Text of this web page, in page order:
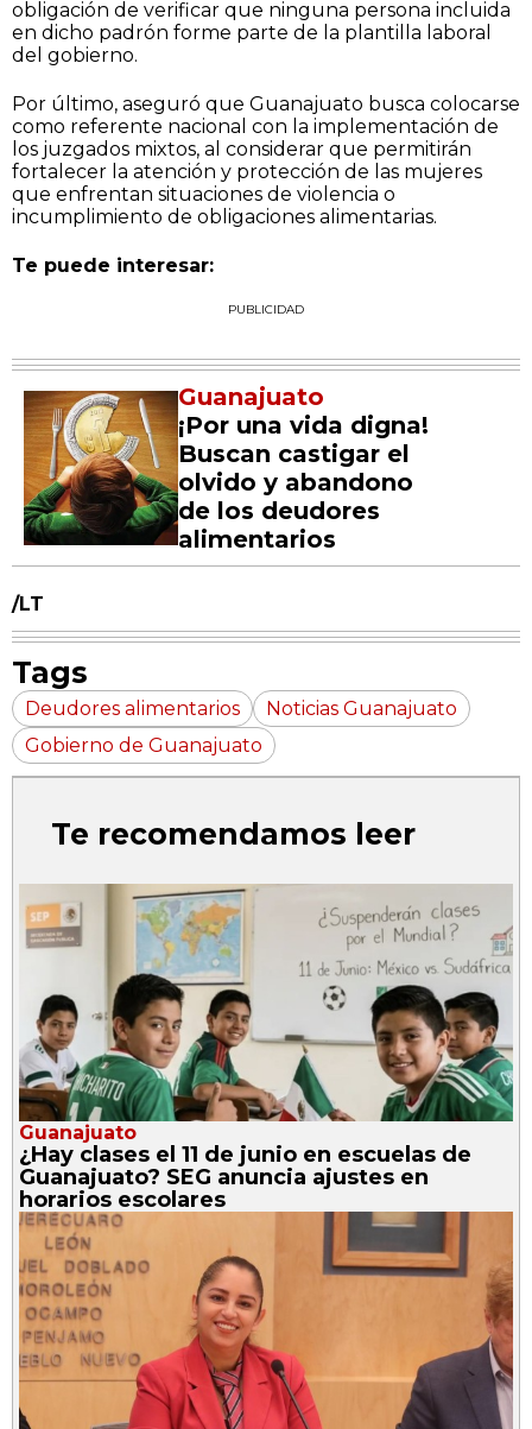
obligación de verificar que ninguna persona incluida
en dicho padrón forme parte de la plantilla laboral
del gobierno.
Por último, aseguró que Guanajuato busca colocarse
como referente nacional con la implementación de
los juzgados mixtos, al considerar que permitirán
fortalecer la atención y protección de las mujeres
que enfrentan situaciones de violencia o
incumplimiento de obligaciones alimentarias.
Te puede interesar:
PUBLICIDAD
Guanajuato
¡Por una vida digna!
Buscan castigar el
olvido y abandono
de los deudores
alimentarios
/LT
Tags
Deudores alimentarios
Noticias Guanajuato
Gobierno de Guanajuato
Te recomendamos leer
Guanajuato
¿Hay clases el 11 de junio en escuelas de
Guanajuato? SEG anuncia ajustes en
horarios escolares